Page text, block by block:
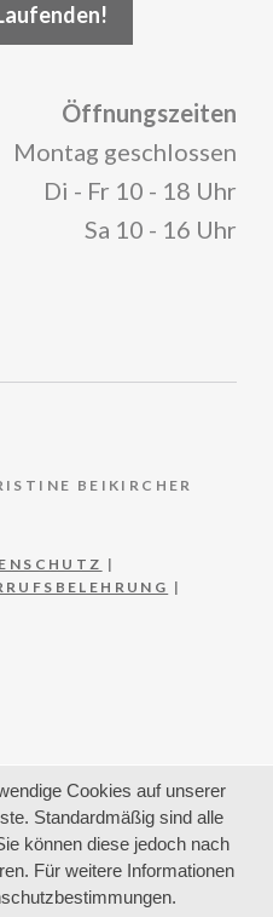
Öffnungszeiten
Montag geschlossen
Di - Fr 10 - 18 Uhr
Sa 10 - 16 Uhr
BEIKIRCHER
|
|
Cookies auf unserer
Standardmäßig sind alle
können diese jedoch nach
Für weitere Informationen